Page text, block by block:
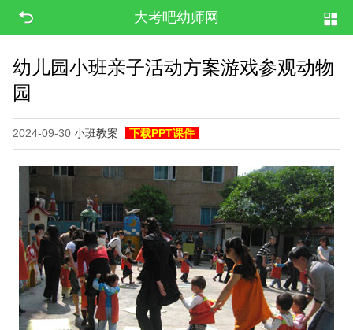
大考吧幼师网
幼儿园小班亲子活动方案游戏参观动物
园
2024-09-30 小班教案 下载PPT课件